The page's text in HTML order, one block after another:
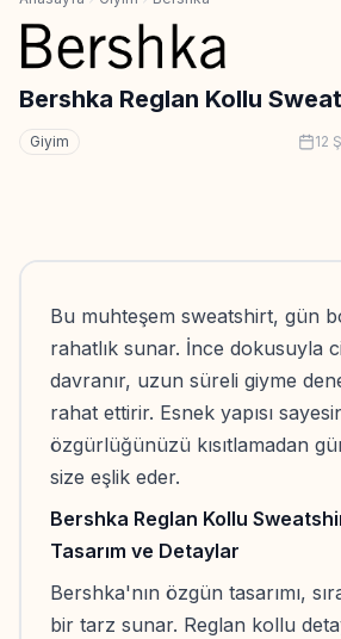
Bershka Reglan Kollu
Giyim 12
Bu muhteşem sweatshirt, gün
rahatlık sunar. İnce dokusuyla
davranır, uzun süreli giyme
rahat ettirir. Esnek yapısı
özgürlüğünüzü kısıtlamadan
size eşlik eder.
Bershka Reglan Kollu
Tasarım ve Detaylar
Bershka'nın özgün tasarımı,
bir tarz sunar. Reglan kollu